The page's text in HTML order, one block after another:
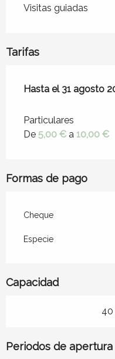
Visitas guiadas
Tarifas
Desde 6 julio 2026
Hasta el31 agosto
Particulares
De 5,00 € a 10,00 €
Formas de pago
Cheque
Especie
Capacidad
40
Periodos de apertura